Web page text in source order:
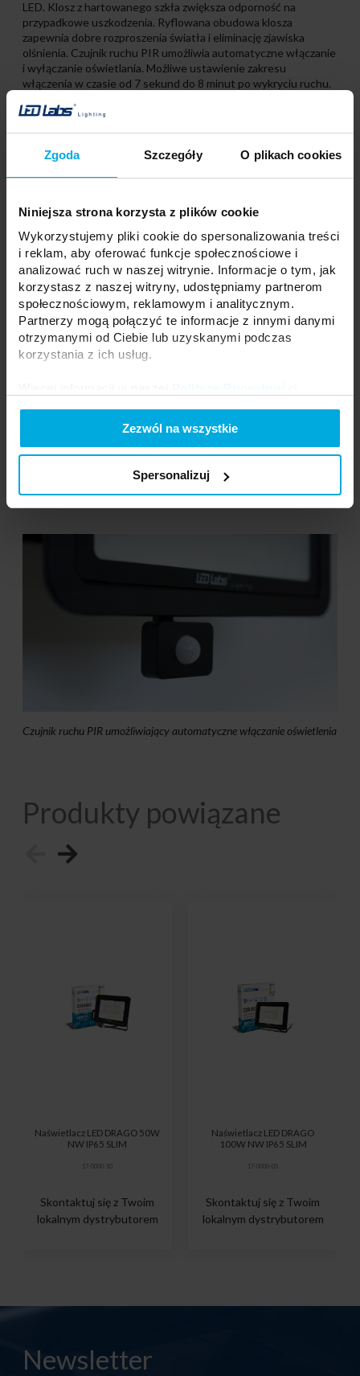
Zgoda Szczegóły O plikach cookies
Niniejsza strona korzysta z plików cookie
Wykorzystujemy pliki cookie do spersonalizowania treści
i reklam, aby oferować funkcje społecznościowe i
analizować ruch w naszej witrynie. Informacje o tym, jak
korzystasz z naszej witryny, udostępniamy partnerom
społecznościowym, reklamowym i analitycznym.
Partnerzy mogą połączyć te informacje z innymi danymi
otrzymanymi od Ciebie lub uzyskanymi podczas
korzystania z ich usług.
Zezwól na wszystkie
Spersonalizuj
LED. Klosz z hartowanego szkła zwiększa odporność na
przypadkowe uszkodzenia. Ryflowana obudowa klosza
zapewnia dobre rozproszenia światła i eliminację zjawiska
olśnienia. Czujnik ruchu PIR umożliwia automatyczne włączanie
i wyłączanie oświetlania. Możliwe ustawienie zakresu
włączenia w czasie od 7 sekund do 8 minut po wykryciu ruchu.
regulację natężenia światła. Czujnik może automatycznie
10m. Naświetlacz posiada wbudowany układ zasilania, dlatego
jest zasilany napięciem sieciowym.
rtęci!
Naświetlacz LED posiada stopień ochrony IP44. Zalecamy
chronić go przed narażeniem na bezpośredni kontakt z wodą.
Czujnik ruchu PIR umożliwiający automatyczne włączanie oświetlenia
Produkty powiązane
Naświetlacz LED DRAGO 50W
NW IP65 SLIM
17-0000-10
Skontaktuj się z Twoim
lokalnym dystrybutorem
Naświetlacz LED DRAGO
100W NW IP65 SLIM
17-0000-05
Skontaktuj się z Twoim
lokalnym dystrybutorem
Newsletter